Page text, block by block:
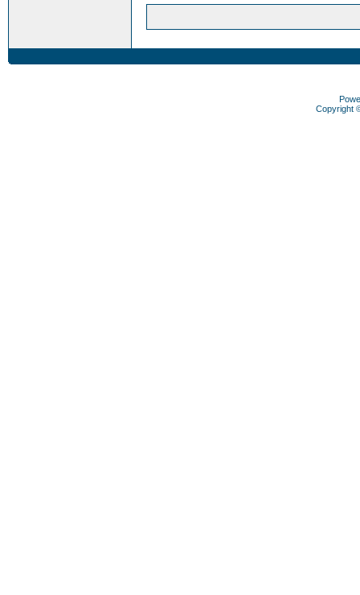
Copyright